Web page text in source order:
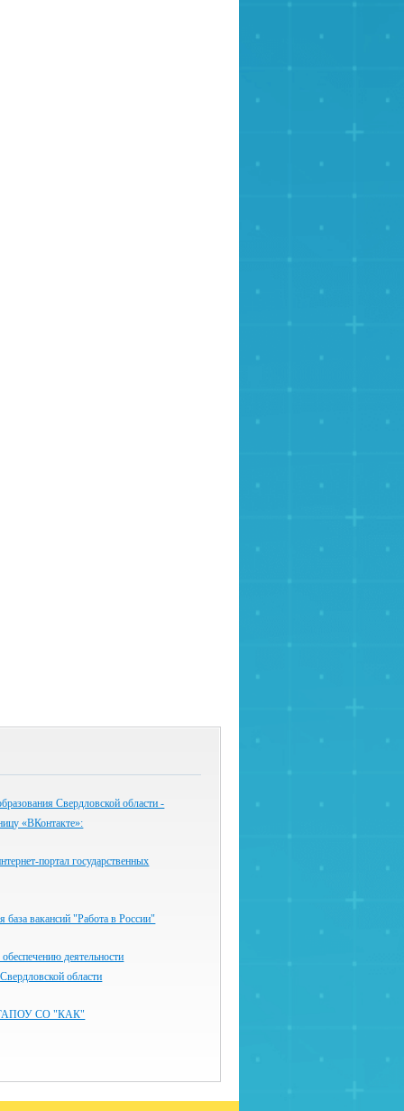
Свердловской области -
«ВКонтакте»:
портал государственных
база вакансий "Работа в России"
деятельности
области
СО "КАК"